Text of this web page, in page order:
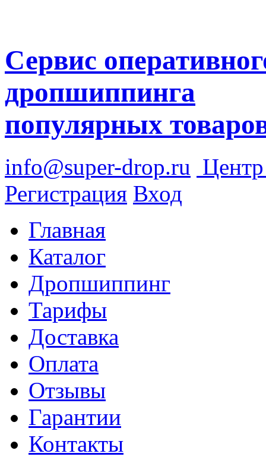
Сервис
дропшиппинга
популярных
info@super-drop.ru
Регистрация Вход
Главная
Каталог
Дропшиппинг
Тарифы
Доставка
Оплата
Отзывы
Гарантии
Контакты